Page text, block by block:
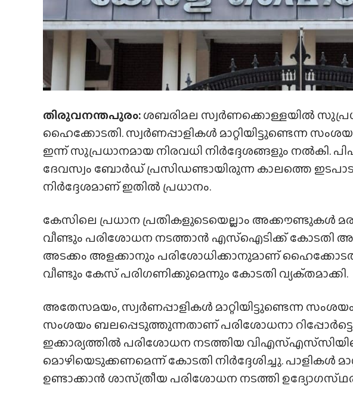
തിരുവനന്തപുരം:ശബരിമല സ്വർണക്കൊള്ളയിൽ
ഹൈക്കോടതി. സ്വർണപ്പാളികൾ മാറ്റിയിട്ടുണ്ടെന്ന
ഇന്ന് സുപ്രധാനമായ നിരവധി നിർദ്ദേശങ്ങളും നൽകി.
ദേവസ്വം ബോർഡ് പ്രസിഡണ്ടായിരുന്ന കാലത്തെ
നിർദ്ദേശമാണ് ഇതിൽ പ്രധാനം.
കേസിലെ പ്രധാന പ്രതികളുടെയെല്ലാം അക്കൗണ്ടുകൾ
വീണ്ടും പരിശോധന നടത്താൻ എസ്ഐടിക്ക് കോടതി
അടക്കം അളക്കാനും പരിശോധിക്കാനുമാണ്
വീണ്ടും കേസ് പരിഗണിക്കുമെന്നും കോടതി വ്യക്‌തമാക്കി.
അതേസമയം, സ്വർണപ്പാളികൾ മാറ്റിയിട്ടുണ്ടെന്ന
സംശയം ബലപ്പെടുത്തുന്നതാണ് പരിശോധനാ
ഇക്കാര്യത്തിൽ പരിശോധന നടത്തിയ
മൊഴിയെടുക്കണമെന്ന് കോടതി നിർദ്ദേശിച്ചു. പാളികൾ
ഉണ്ടാക്കാൻ ശാസ്‌ത്രീയ പരിശോധന നടത്തി